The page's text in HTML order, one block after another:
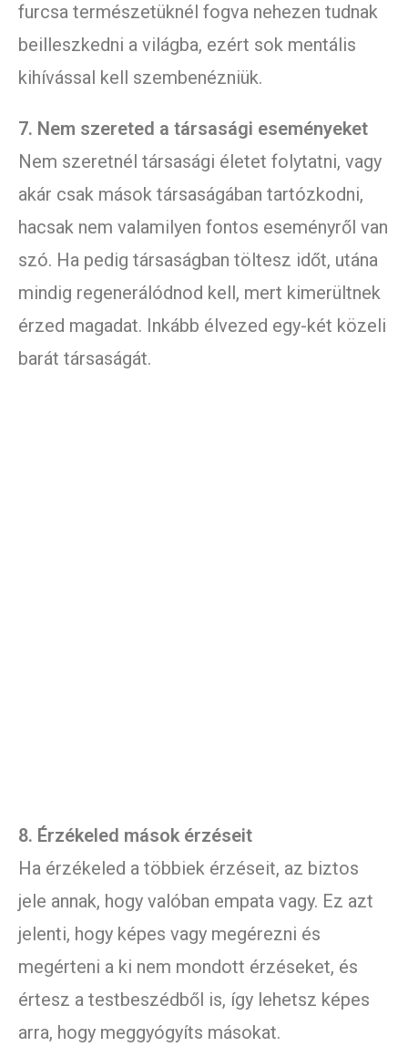
furcsa természetüknél fogva nehezen tudnak
beilleszkedni a világba, ezért sok mentális
kihívással kell szembenézniük.
7. Nem szereted a társasági eseményeket
Nem szeretnél társasági életet folytatni, vagy
akár csak mások társaságában tartózkodni,
hacsak nem valamilyen fontos eseményről van
szó. Ha pedig társaságban töltesz időt, utána
mindig regenerálódnod kell, mert kimerültnek
érzed magadat. Inkább élvezed egy-két közeli
barát társaságát.
8. Érzékeled mások érzéseit
Ha érzékeled a többiek érzéseit, az biztos
jele annak, hogy valóban empata vagy. Ez azt
jelenti, hogy képes vagy megérezni és
megérteni a ki nem mondott érzéseket, és
értesz a testbeszédből is, így lehetsz képes
arra, hogy meggyógyíts másokat.